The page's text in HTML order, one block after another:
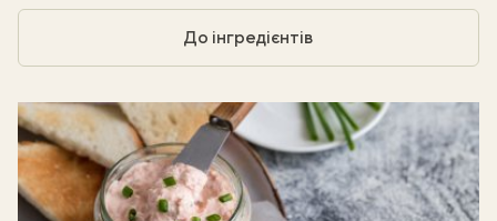
До інгредієнтів